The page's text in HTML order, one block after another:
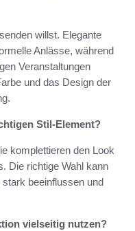
willst. Elegante
Anlässe, während
Veranstaltungen
und das Design der
Stil-Element?
komplettieren den Look
Die richtige Wahl kann
beeinflussen und
vielseitig nutzen?